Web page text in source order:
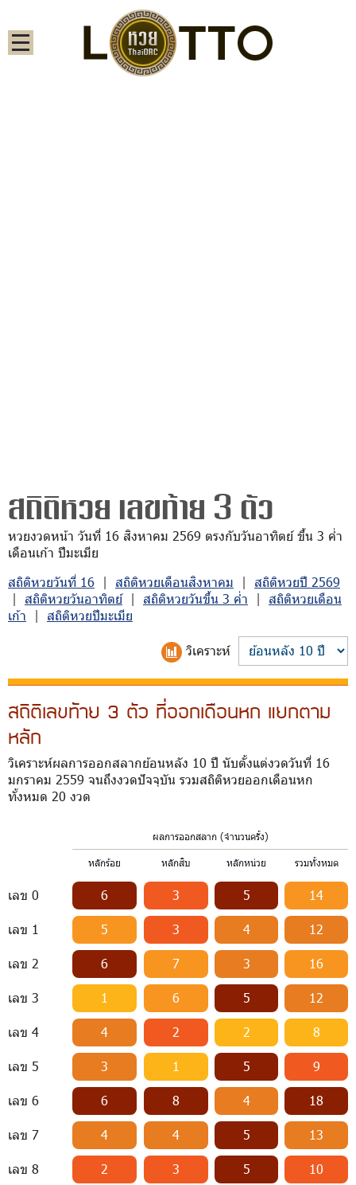
สถิติหวย เลขท้าย 3 ตัว
หวยงวดหน้า วันที่ 16 สิงหาคม 2569 ตรงกับวันอาทิตย์ ขึ้น 3 ค่ำ
เดือนเก้า ปีมะเมีย
สถิติหวยวันที่ 16 | สถิติหวยเดือนสิงหาคม | สถิติหวยปี 2569
| สถิติหวยวันอาทิตย์| สถิติหวยวันขึ้น 3 ค่ำ | สถิติหวยเดือน
เก้า | สถิติหวยปีมะเมีย
วิเคราะห์
สถิติเลขท้าย 3 ตัว ที่ออกเดือนหก แยกตาม
หลัก
วิเคราะห์ผลการออกสลากย้อนหลัง 10 ปี นับตั้งแต่งวดวันที่ 16
มกราคม 2559 จนถึงงวดปัจจุบัน รวมสถิติหวยออกเดือนหก
ทั้งหมด 20 งวด
ผลการออกสลาก (จำนวนครั้ง)
หลักร้อย หลักสิบ หลักหน่วย รวมทั้งหมด
เลข 0 6 3 5 14
เลข 1 5 3 4 12
เลข 2 6 7 3 16
เลข 3 1 6 5 12
เลข 4 4 2 2 8
เลข 5 3 1 5 9
เลข 6 6 8 4 18
เลข 7 4 4 5 13
เลข 8 2 3 5 10